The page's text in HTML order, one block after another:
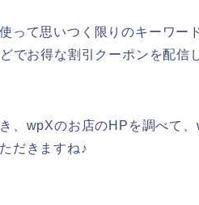
って思いつく限りのキーワー
でお得な割引クーポンを配信
、wpXのお店のHPを調べて
だきますね♪